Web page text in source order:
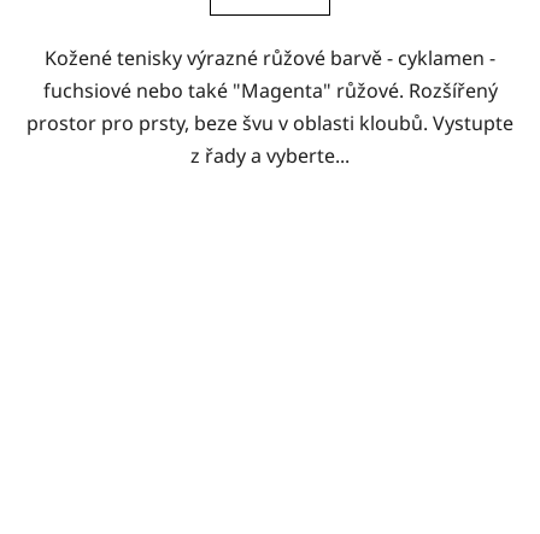
Kožené tenisky výrazné růžové barvě - cyklamen -
fuchsiové nebo také "Magenta" růžové. Rozšířený
prostor pro prsty, beze švu v oblasti kloubů. Vystupte
z řady a vyberte...